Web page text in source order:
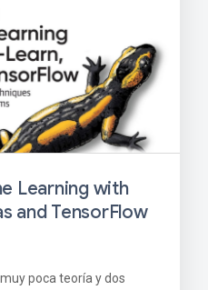
Learning with
and TensorFlow
poca teoría y dos